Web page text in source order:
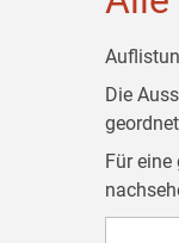
Die
Für